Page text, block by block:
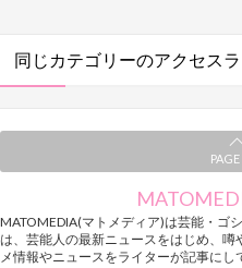
同じカテゴリーのアクセス
MATOMEDIA(マトメディア)は芸能・ゴ
は、芸能人の最新ニュースをはじめ、
メ情報やニュースをライターが記事に